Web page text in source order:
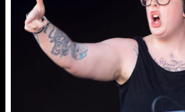
KVÍZY
VIP
TRENDY
PLAYLIST
JAK NALADIT